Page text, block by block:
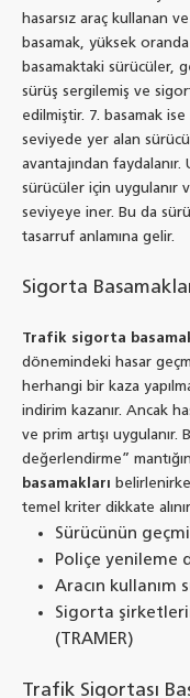
hasarsız araç kullanan
basamak, yüksek
basamaktaki sürücüler,
sürüş sergilemiş ve
edilmiştir. 7. basamak ise
seviyede yer alan
avantajından faydalanır.
sürücüler için uygulanır
seviyeye iner. Bu da
tasarruf anlamına gelir.
Sigorta
Trafik sigorta
dönemindeki hasar
herhangi bir kaza
indirim kazanır. Ancak
ve prim artışı uygulanır.
değerlendirme”
basamakları
temel kriter dikkate
Sürücünün
Poliçe yenileme
Aracın kullanım
Sigorta
(TRAMER)
Trafik Sigortası